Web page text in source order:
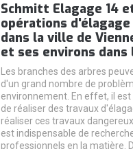
Schmitt Elagage 14
opérations
dans la ville de
et ses environs dans
Les branches des arbres
d'un grand nombre de
environnement. En effet, il
de réaliser des travaux
réaliser ces travaux
est indispensable de
professionnels en la matière.